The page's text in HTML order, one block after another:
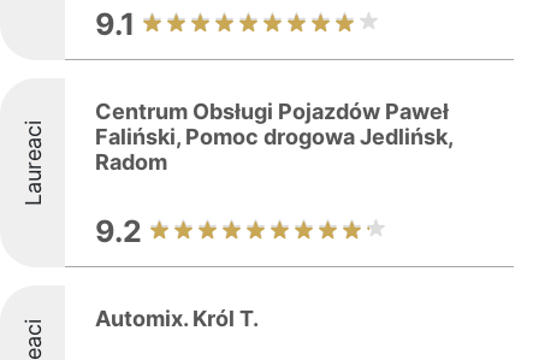
9.1
Laureaci
Centrum Obsługi Pojazdów Paweł
Faliński, Pomoc drogowa Jedlińsk,
Radom
9.2
Automix. Król T.